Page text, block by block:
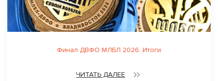
Финал ДВФО МЛБЛ 2026. Итоги
ЧИТАТЬ ДАЛЕЕ